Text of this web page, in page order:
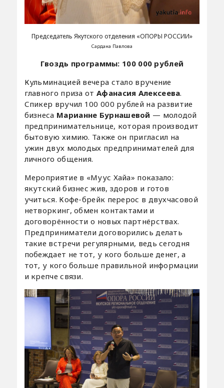
Председатель Якутского отделения «ОПОРЫ РОССИИ»
Сардана Павлова
Гвоздь программы: 100 000 рублей
Кульминацией вечера стало вручение
главного приза от Афанасия Алексеева.
Спикер вручил 100 000 рублей на развитие
бизнеса Марианне Бурнашевой — молодой
предпринимательнице, которая производит
бытовую химию. Также он пригласил на
ужин двух молодых предпринимателей для
личного общения.
Мероприятие в «Муус Хайа» показало:
якутский бизнес жив, здоров и готов
учиться. Кофе-брейк перерос в двухчасовой
нетворкинг, обмен контактами и
договорённости о новых партнёрствах.
Предприниматели договорились делать
такие встречи регулярными, ведь сегодня
побеждает не тот, у кого больше денег, а
тот, у кого больше правильной информации
и крепче связи.